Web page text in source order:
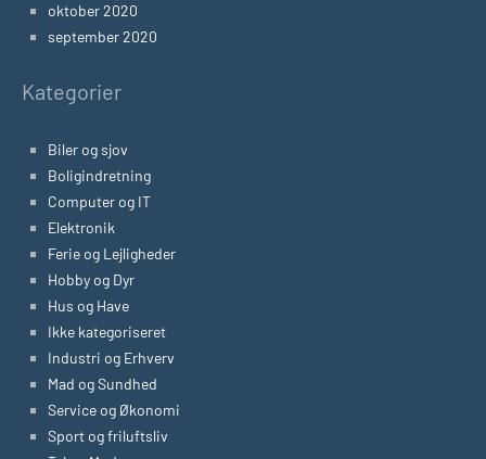
oktober 2020
september 2020
Kategorier
Biler og sjov
Boligindretning
Computer og IT
Elektronik
Ferie og Lejligheder
Hobby og Dyr
Hus og Have
Ikke kategoriseret
Industri og Erhverv
Mad og Sundhed
Service og Økonomi
Sport og friluftsliv